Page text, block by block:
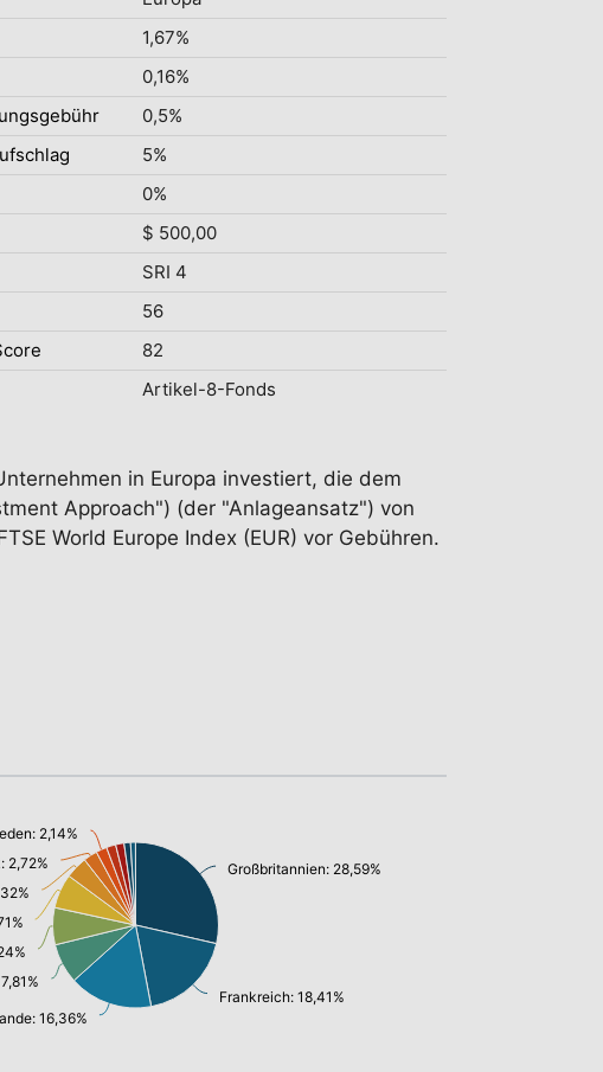
1,67%
0,16%
0,5%
5%
0%
$ 500,00
SRI 4
56
82
Artikel-8-Fonds
in Europa investiert, die dem
Approach") (der "Anlageansatz") von
World Europe Index (EUR) vor Gebühren.
Großbritannien: 28,59%
Frankreich: 18,41%
16,36%
2,72%
2,14%